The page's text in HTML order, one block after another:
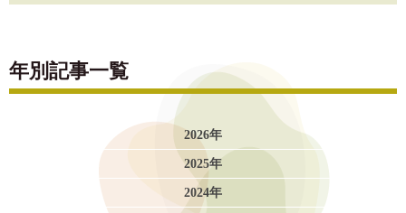
年別記事一覧
2026年
2025年
2024年